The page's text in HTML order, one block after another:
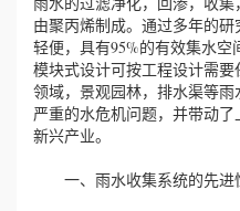
由聚丙烯制成。通过多年的
轻便，具有95%的有效集水空
模块式设计可按工程设计需
领域，景观园林，排水渠等
严重的水危机问题，并带动
新兴产业。
一、雨水收集系统的先进